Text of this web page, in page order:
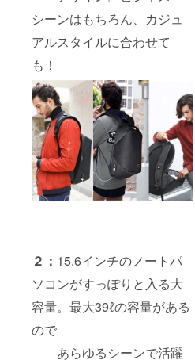
シーンはもちろん、カジュ
アルスタイルに合わせて
も！
２： 15.6インチのノートパ
ソコンがすっぽりと入る大
容量。最大39ℓの容量がある
ので
あらゆるシーンで活躍